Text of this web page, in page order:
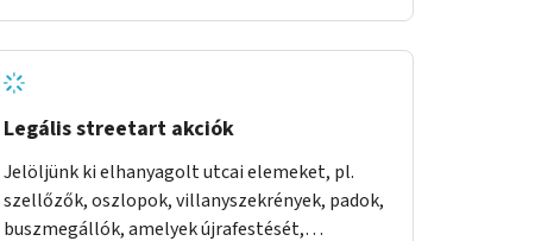
Legális streetart akciók
Jelöljünk ki elhanyagolt utcai elemeket, pl.
szellőzők, oszlopok, villanyszekrények, padok,
buszmegállók, amelyek újrafestését,